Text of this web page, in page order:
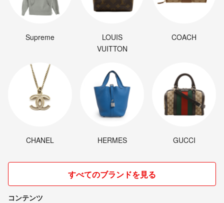
Supreme
LOUIS
VUITTON
COACH
CHANEL HERMES GUCCI
すべてのブランドを見る
コンテンツ